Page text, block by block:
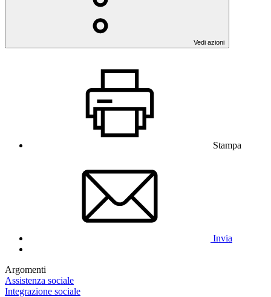
Vedi azioni
Stampa
Invia
Argomenti
Assistenza sociale
Integrazione sociale